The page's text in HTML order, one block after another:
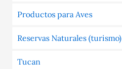
Productos para Aves
Reservas Naturales (turismo)
Tucan